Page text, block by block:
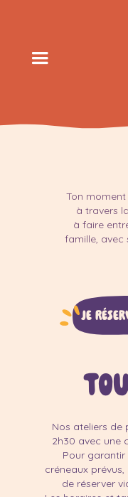
Ton
à travers
à faire
famille, avec
Je
Nos ateliers de
2h30 avec une
Pour
créneaux
de réserver